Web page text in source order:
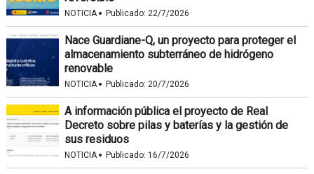
NOTICIA· Publicado: 22/7/2026
Nace Guardiane-Q, un proyecto para proteger el
almacenamiento subterráneo de hidrógeno
renovable
NOTICIA· Publicado: 20/7/2026
A información pública el proyecto de Real
Decreto sobre pilas y baterías y la gestión de
sus residuos
NOTICIA· Publicado: 16/7/2026